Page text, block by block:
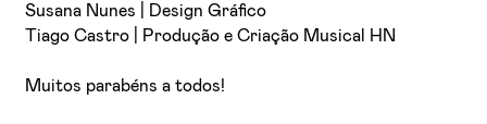
Susana Nunes | Design Gráfico
Tiago Castro | Produção e Criação Musical HN
Muitos parabéns a todos!